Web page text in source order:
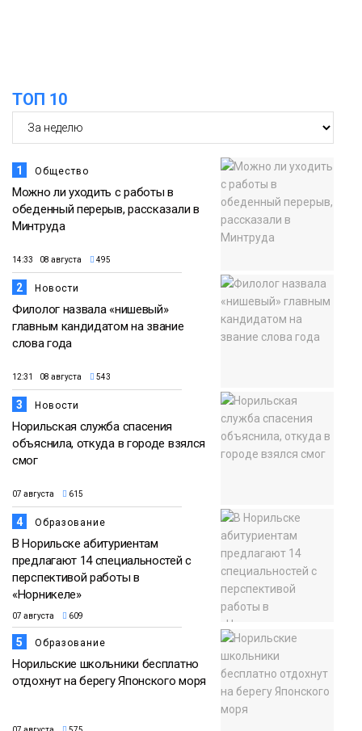
ТОП 10
1 Общество
Можно ли уходить с работы в
обеденный перерыв, рассказали в
Минтруда
14:33 08 августа 495
2 Новости
Филолог назвала «нишевый»
главным кандидатом на звание
слова года
12:31 08 августа 543
3 Новости
Норильская служба спасения
объяснила, откуда в городе взялся
смог
07 августа 615
4 Образование
В Норильске абитуриентам
предлагают 14 специальностей с
перспективой работы в
«Норникеле»
07 августа 609
5 Образование
Норильские школьники бесплатно
отдохнут на берегу Японского моря